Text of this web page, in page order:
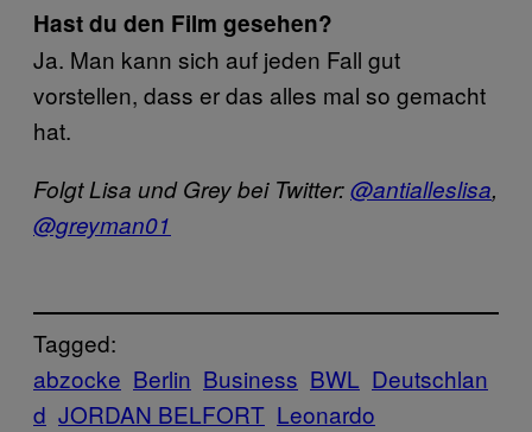
Hast du den Film gesehen?
Ja. Man kann sich auf jeden Fall gut
vorstellen, dass er das alles mal so gemacht
hat.
Folgt Lisa und Grey bei Twitter:@antialleslisa,
@greyman01
Tagged:
abzocke Berlin Business BWL Deutschlan
d JORDAN BELFORT Leonardo